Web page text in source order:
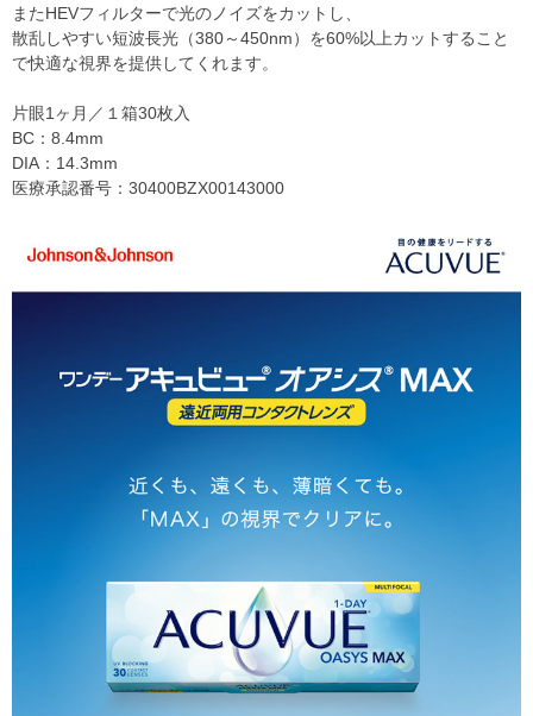
またHEVフィルターで光のノイズをカットし、
散乱しやすい短波長光（380～450nm）を60%以上カットすること
で快適な視界を提供してくれます。
片眼1ヶ月／１箱30枚入
BC：8.4mm
DIA：14.3mm
医療承認番号：30400BZX00143000